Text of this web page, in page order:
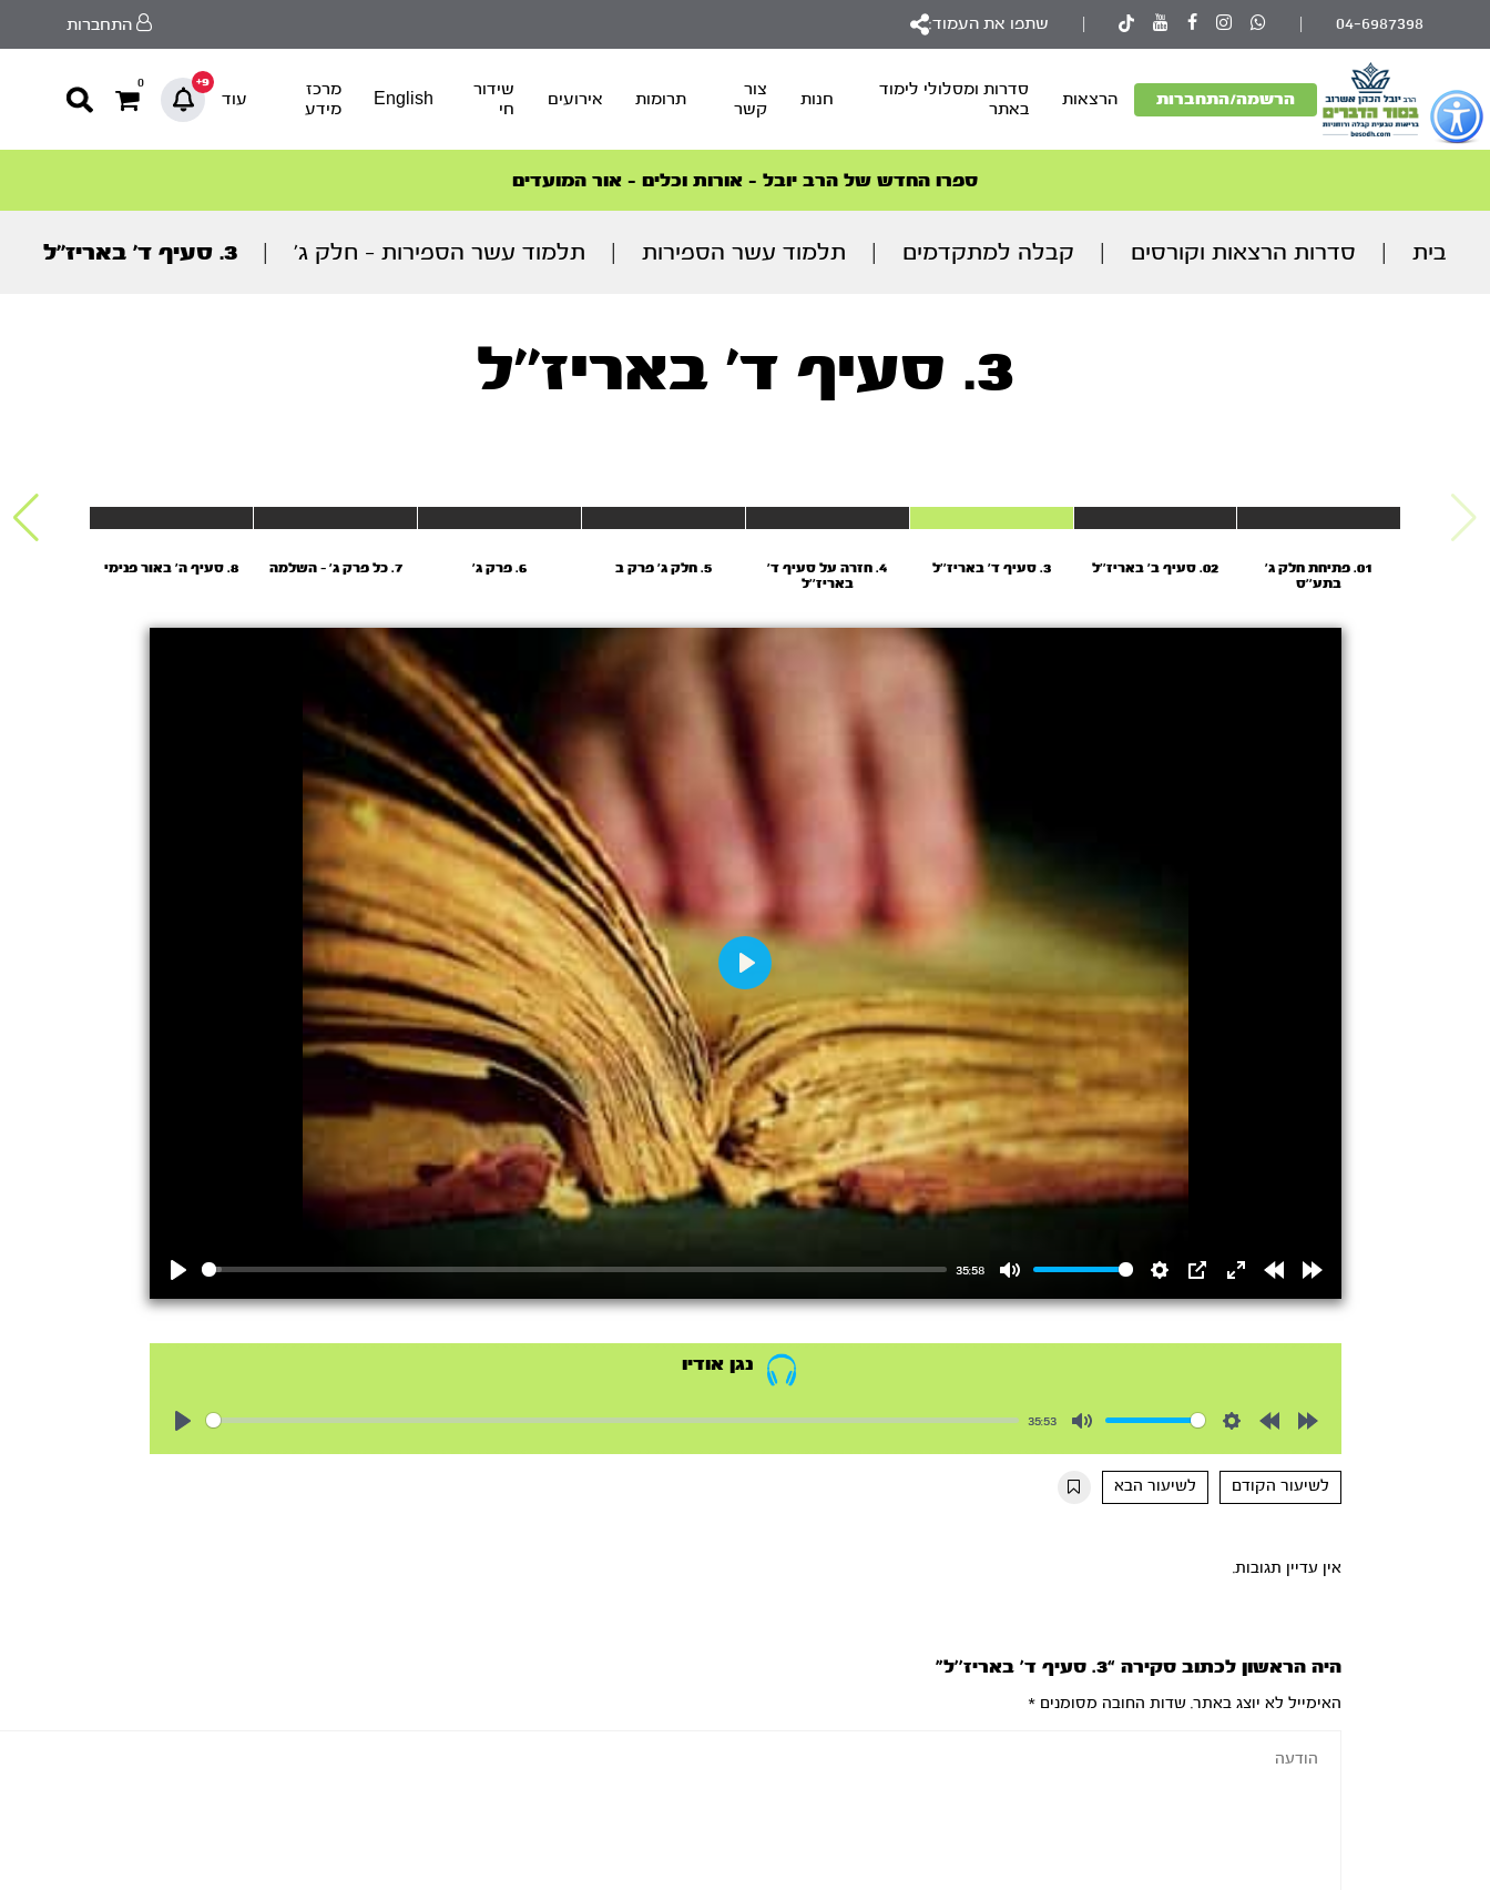
כפתור
לפתיחת
תפריט
נגישות
04-6987398 שתפו את העמוד: התחברות
הרשמה/התחברות הרצאות
סדרות ומסלולי לימוד
באתר
חנות
צור
קשר
תרומות אירועים
שידור
חי
English
מרכז
מידע
עוד
9+
0
סדרות הפודקאסטים
הסדרה המובילה החודש – דרך המלך
ספרו החדש של הרב יובל – אורות וכלים – אור המועדים
הצטרפו למהפכת הבריאות הטבעית >
סדרות הפודקאסטים
הסדרה המובילה החודש – דרך המלך
בית סדרות הרצאות וקורסים קבלה למתקדמים תלמוד עשר הספירות תלמוד עשר הספירות – חלק ג’ 3. סעיף ד’ באריז’’ל
3. סעיף ד’ באריז’’ל
01. פתיחת חלק ג’
בתע’’ס
02. סעיף ב’ באריז’’ל 3. סעיף ד’ באריז’’ל
4. חזרה על סעיף ד’
באריז’’ל
5. חלק ג’ פרק ב 6. פרק ג’ 7. כל פרק ג’ - השלמה 8. סעיף ה' באור פנימי
35:58
Play
נגן אודיו
35:53
10s
10s
לשיעור הקודם
לשיעור הבא
אין עדיין תגובות.
היה הראשון לכתוב סקירה “3. סעיף ד’ באריז’’ל”
האימייל לא יוצג באתר. שדות החובה מסומנים*